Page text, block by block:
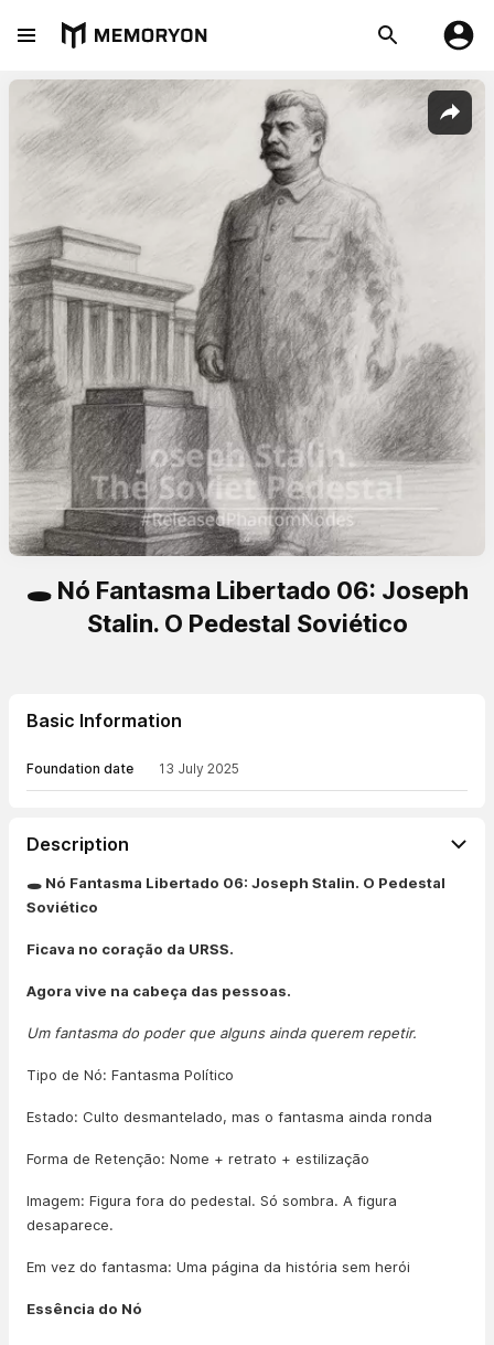
🕳️ Nó Fantasma Libertado 06: Joseph
Stalin. O Pedestal Soviético
Basic Information
Foundation date 13 July 2025
Description
🕳️ Nó Fantasma Libertado 06: Joseph Stalin. O Pedestal
Soviético
Ficava no coração da URSS.
Agora vive na cabeça das pessoas.
Um fantasma do poder que alguns ainda querem repetir.
Tipo de Nó: Fantasma Político
Estado: Culto desmantelado, mas o fantasma ainda ronda
Forma de Retenção: Nome + retrato + estilização
Imagem: Figura fora do pedestal. Só sombra. A figura
desaparece.
Em vez do fantasma: Uma página da história sem herói
Essência do Nó